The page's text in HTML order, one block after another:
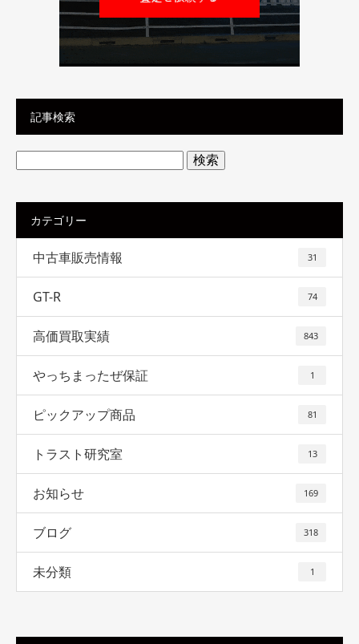
記事検索
検
索:
カテゴリー
中古車販売情報 31
GT-R 74
高価買取実績 843
やっちまったぜ保証 1
ピックアップ商品 81
トラスト研究室 13
お知らせ 169
ブログ 318
未分類 1